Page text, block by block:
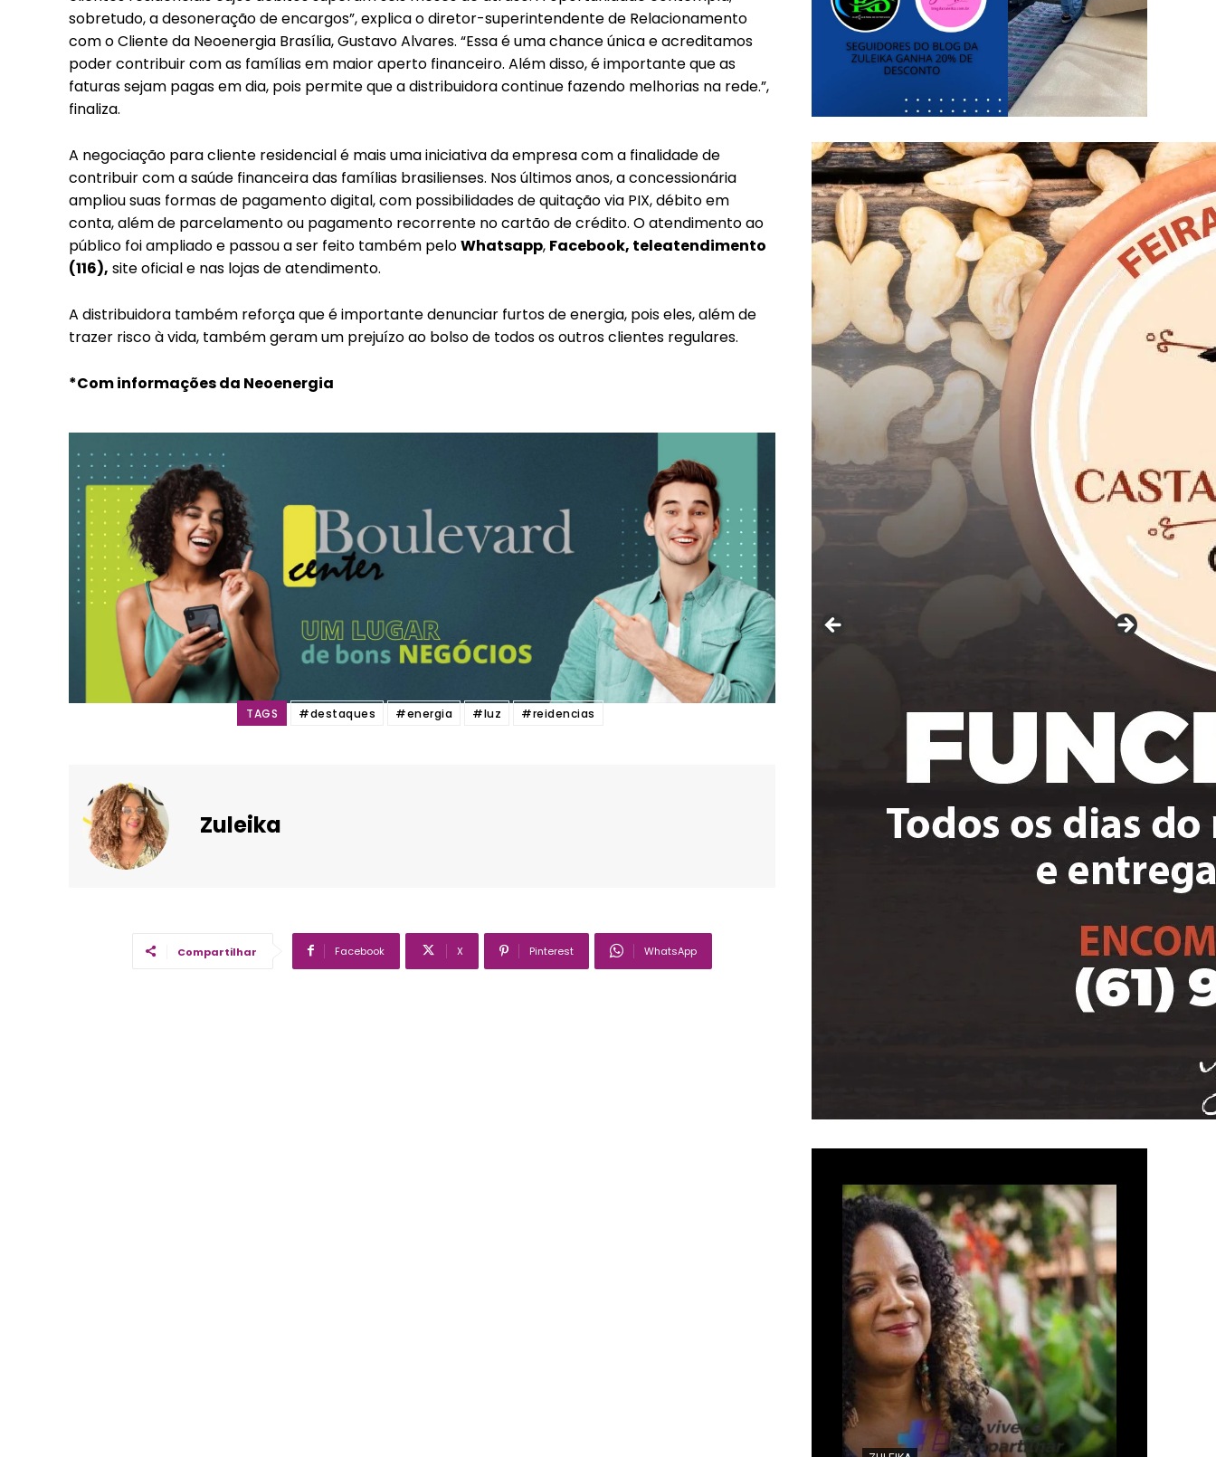
━ pricing plans
Free
Included for free:
Praesent euismod ac
Ut mollis pellentesque tortor
Donec quis est ac felis
Pro
Full member access:
Ut mollis pellentesque tortor
Nullam eu erat condimentum
sobretudo, a desoneração de encargos”, explica o diretor-superintendente de Relacionamento
com o Cliente da Neoenergia Brasília, Gustavo Alvares. “Essa é uma chance única e acreditamos
poder contribuir com as famílias em maior aperto financeiro. Além disso, é importante que as
faturas sejam pagas em dia, pois permite que a distribuidora continue fazendo melhorias na rede.”,
finaliza.
A negociação para cliente residencial é mais uma iniciativa da empresa com a finalidade de
contribuir com a saúde financeira das famílias brasilienses. Nos últimos anos, a concessionária
ampliou suas formas de pagamento digital, com possibilidades de quitação via PIX, débito em
conta, além de parcelamento ou pagamento recorrente no cartão de crédito. O atendimento ao
público foi ampliado e passou a ser feito também peloWhatsapp, Facebook, teleatendimento
(116), site oficial e nas lojas de atendimento.
A distribuidora também reforça que é importante denunciar furtos de energia, pois eles, além de
trazer risco à vida, também geram um prejuízo ao bolso de todos os outros clientes regulares.
*Com informações da Neoenergia
TAGS #destaques #energia #luz #reidencias
Zuleika
Compartilhar Facebook X Pinterest WhatsApp